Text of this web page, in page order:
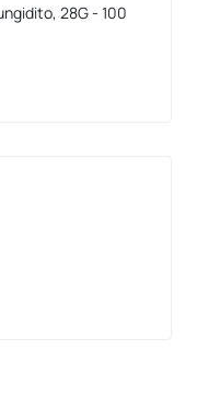
28G - 100